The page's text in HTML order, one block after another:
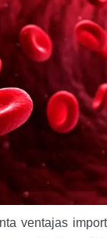
ventajas